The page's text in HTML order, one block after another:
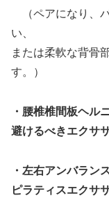
（ペアになり、
い、
または柔軟な背骨
す。）
・腰椎椎間板ヘル
避けるべきエクサ
・左右アンバラン
ピラティスエクサ